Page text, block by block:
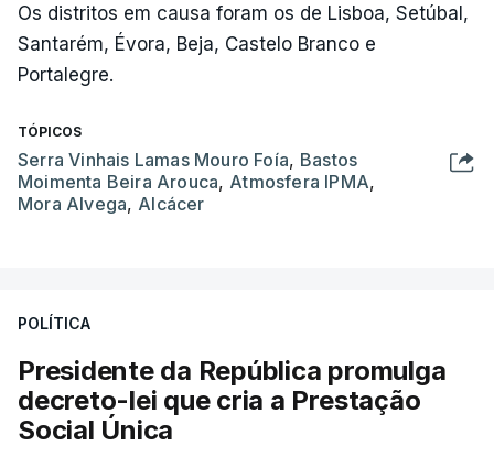
Os distritos em causa foram os de Lisboa, Setúbal,
Santarém, Évora, Beja, Castelo Branco e
Portalegre.
TÓPICOS
Serra Vinhais Lamas Mouro Foía, Bastos
Moimenta Beira Arouca, Atmosfera IPMA,
Mora Alvega, Alcácer
POLÍTICA
Presidente da República promulga
decreto-lei que cria a Prestação
Social Única